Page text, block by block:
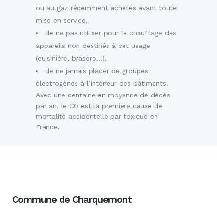
ou au gaz récemment achetés avant toute
mise en service,
de ne pas utiliser pour le chauffage des
appareils non destinés à cet usage
(cuisinière, braséro…),
de ne jamais placer de groupes
électrogènes à l’intérieur des bâtiments.
Avec une centaine en moyenne de décès
par an, le CO est la première cause de
mortalité accidentelle par toxique en
France.
Commune de Charquemont